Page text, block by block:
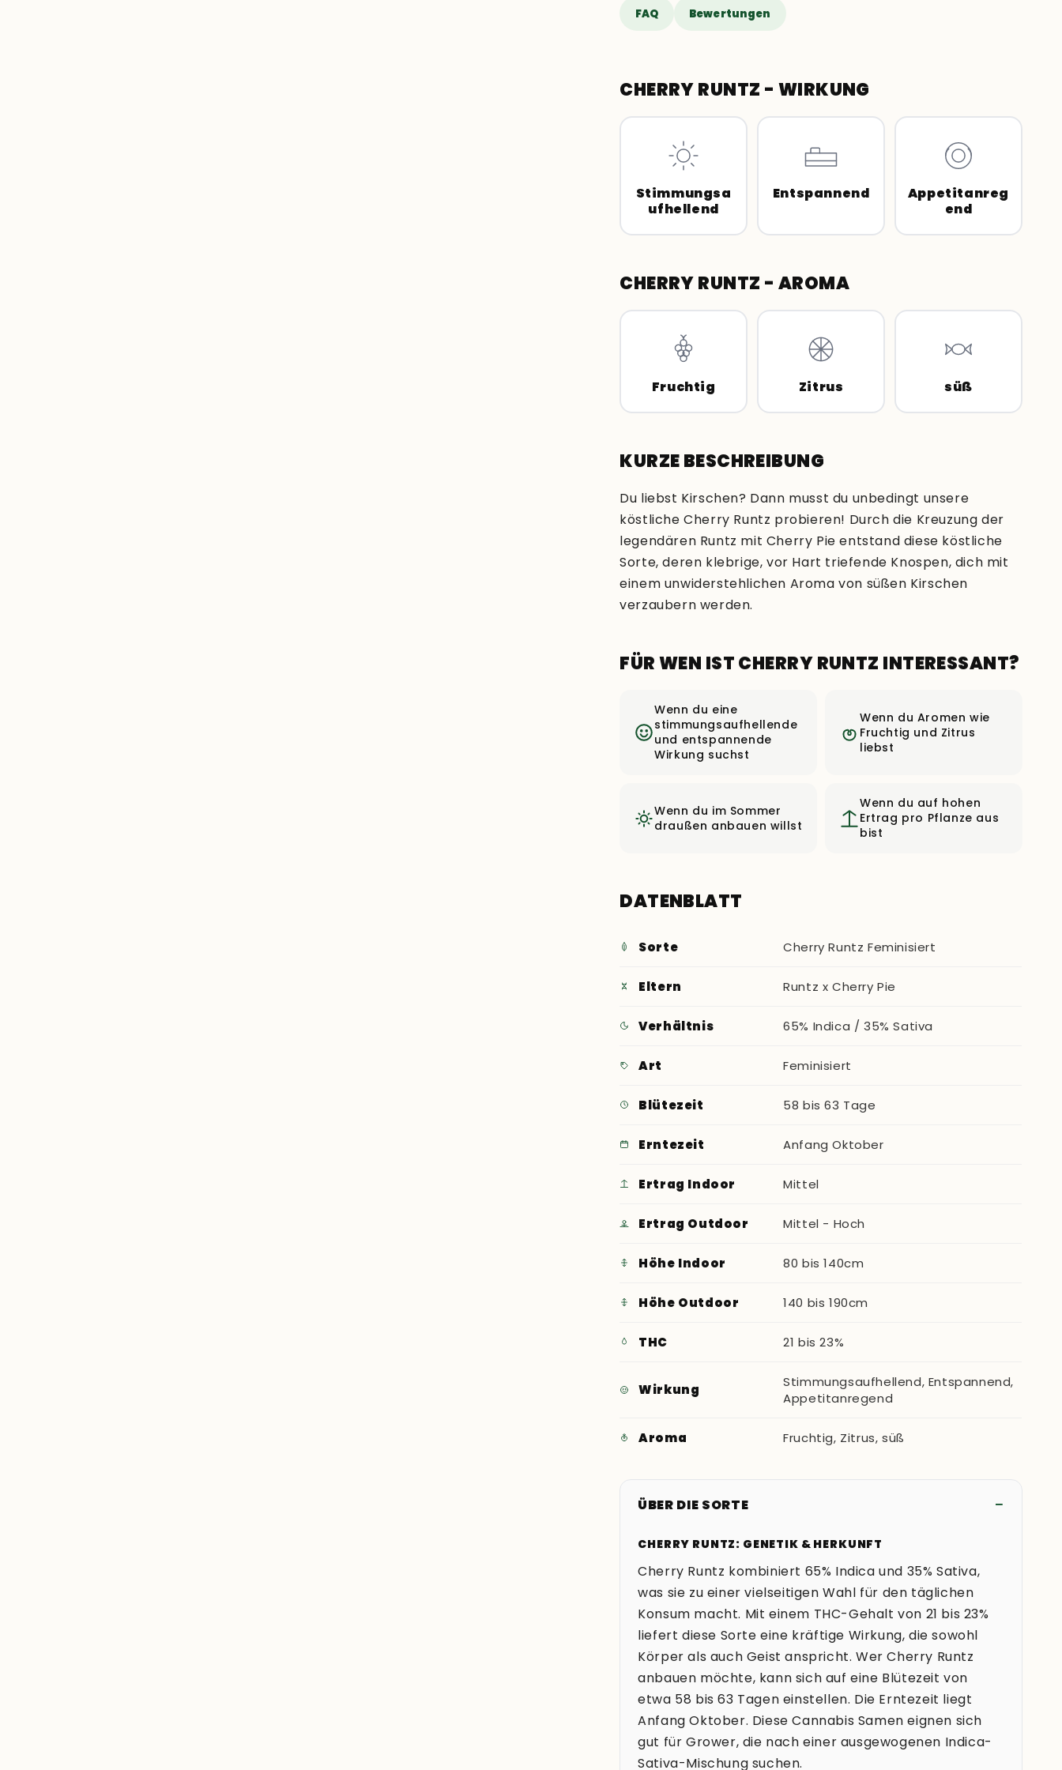
FAQ Bewertungen
CHERRY RUNTZ - WIRKUNG
Stimmungsa
ufhellend
Entspannend
Appetitanreg
end
CHERRY RUNTZ - AROMA
Fruchtig Zitrus süß
KURZE BESCHREIBUNG
Du liebst Kirschen? Dann musst du unbedingt unsere
köstliche Cherry Runtz probieren! Durch die Kreuzung der
legendären Runtz mit Cherry Pie entstand diese köstliche
Sorte, deren klebrige, vor Hart triefende Knospen, dich mit
einem unwiderstehlichen Aroma von süßen Kirschen
verzaubern werden.
FÜR WEN IST CHERRY RUNTZ INTERESSANT?
Wenn du eine
stimmungsaufhellende
und entspannende
Wirkung suchst
Wenn du Aromen wie
Fruchtig und Zitrus
liebst
Wenn du im Sommer
draußen anbauen willst
Wenn du auf hohen
Ertrag pro Pflanze aus
bist
DATENBLATT
Sorte Cherry Runtz Feminisiert
Eltern Runtz x Cherry Pie
Verhältnis 65% Indica / 35% Sativa
Art Feminisiert
Blütezeit 58 bis 63 Tage
Erntezeit Anfang Oktober
Ertrag Indoor Mittel
Ertrag Outdoor Mittel - Hoch
Höhe Indoor 80 bis 140cm
Höhe Outdoor 140 bis 190cm
THC 21 bis 23%
Wirkung
Stimmungsaufhellend, Entspannend,
Appetitanregend
Aroma Fruchtig, Zitrus, süß
ÜBER DIE SORTE
CHERRY RUNTZ: GENETIK & HERKUNFT
Cherry Runtz kombiniert 65% Indica und 35% Sativa,
was sie zu einer vielseitigen Wahl für den täglichen
Konsum macht. Mit einem THC-Gehalt von 21 bis 23%
liefert diese Sorte eine kräftige Wirkung, die sowohl
Körper als auch Geist anspricht. Wer Cherry Runtz
anbauen möchte, kann sich auf eine Blütezeit von
etwa 58 bis 63 Tagen einstellen. Die Erntezeit liegt
Anfang Oktober. Diese Cannabis Samen eignen sich
gut für Grower, die nach einer ausgewogenen Indica-
Sativa-Mischung suchen.